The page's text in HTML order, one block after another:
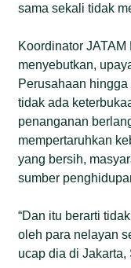
sama sekali tidak
Koordinator
menyebutkan,
Perusahaan
tidak ada
penanganan
mempertaruhkan
yang bersih,
sumber
“Dan itu berarti
oleh para nelayan
ucap dia di Jakarta,